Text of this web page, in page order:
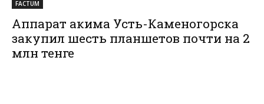
FACTUM
Аппарат акима Усть-Каменогорска
закупил шесть планшетов почти на 2
млн тенге